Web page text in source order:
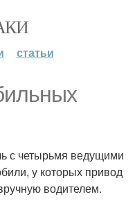
статьи
с четырьмя ведущими
у которых привод
водителем.